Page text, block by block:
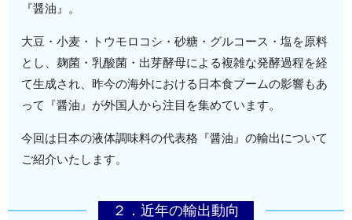
『醤油』。
大豆・小麦・トウモロコシ・砂糖・グルコース・塩を原料
とし、麹菌・乳酸菌・出芽酵母による複雑な発酵過程を経
て生成され、昨今の海外における日本食ブームの影響もあ
って『醤油』が外国人から注目を集めています。
今回は日本の液体調味料の代表格『醤油』の輸出について
ご紹介いたします。
２．近年の輸出動向